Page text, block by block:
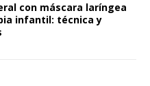
con máscara laríngea
infantil: técnica y